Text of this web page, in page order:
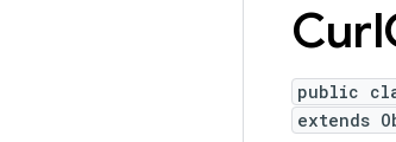
Curl
public
extends